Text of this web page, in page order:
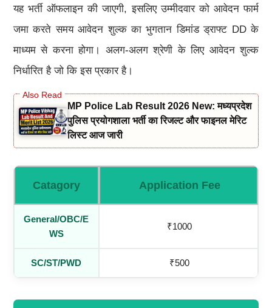
यह भर्ती ऑफलाइन की जाएगी, इसलिए उम्मीदवार को आवेदन फार्म
जमा करते समय आवेदन शुल्क का भुगतान डिमांड ड्राफ्ट DD के
माध्यम से करना होगा। अलग-अलग श्रेणी के लिए आवेदन शुल्क
निर्धारित है जो कि इस प्रकार है।
MP Police Lab Result 2026 New: मध्यप्रदेश
पुलिस प्रयोगशाला भर्ती का रिजल्ट और फाइनल मेरिट
लिस्ट आज जारी
Catagory Application Fee
General/OBC/E
WS
₹1000
SC/ST/PWD ₹500